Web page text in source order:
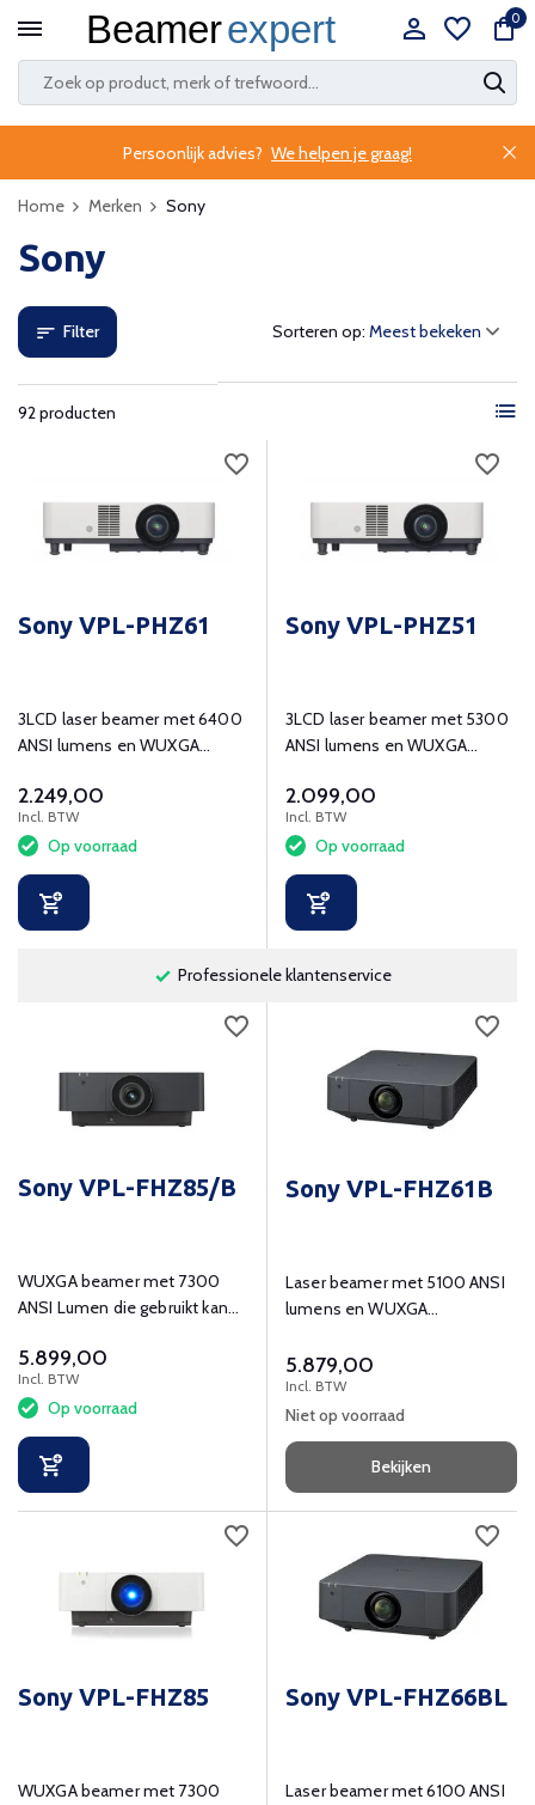
0
Persoonlijk advies? We helpen je graag!
Home Merken Sony
Sony
Filter
92 producten
Sorteren op:
Sony VPL-PHZ61
3LCD laser beamer met 6400
ANSI lumens en WUXGA
2.249,00
Incl. BTW
Op voorraad
Sony VPL-PHZ51
3LCD laser beamer met 5300
ANSI lumens en WUXGA
2.099,00
Incl. BTW
Op voorraad
Professionele klantenservice
Sony VPL-FHZ85/B
WUXGA beamer met 7300
ANSI Lumen die gebruikt kan
educatieve omgevingen.
5.899,00
Incl. BTW
Op voorraad
Sony VPL-FHZ61B
Laser beamer met 5100 ANSI
lumens en WUXGA
5.879,00
Incl. BTW
Niet op voorraad
Bekijken
Sony VPL-FHZ85
WUXGA beamer met 7300
Sony VPL-FHZ66BL
Laser beamer met 6100 ANSI